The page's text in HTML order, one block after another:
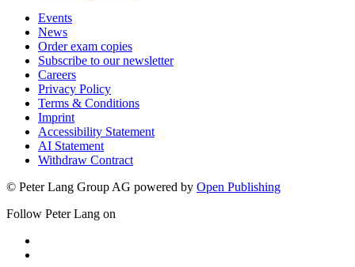
Events
News
Order exam copies
Subscribe to our newsletter
Careers
Privacy Policy
Terms & Conditions
Imprint
Accessibility Statement
AI Statement
Withdraw Contract
© Peter Lang Group AG powered by Open Publishing
Follow Peter Lang on